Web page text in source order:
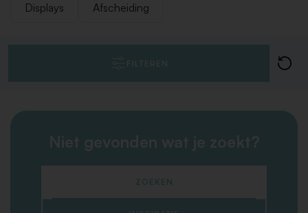
Displays Afscheiding
FILTEREN
Niet gevonden wat je zoekt?
ZOEKEN